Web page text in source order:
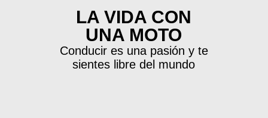
LA VIDA CON
UNA MOTO
Conducir es una pasión y te
sientes libre del mundo